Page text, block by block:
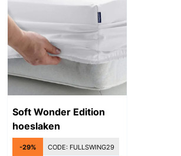
Soft Wonder Edition
hoeslaken
-29% CODE: FULLSWING29